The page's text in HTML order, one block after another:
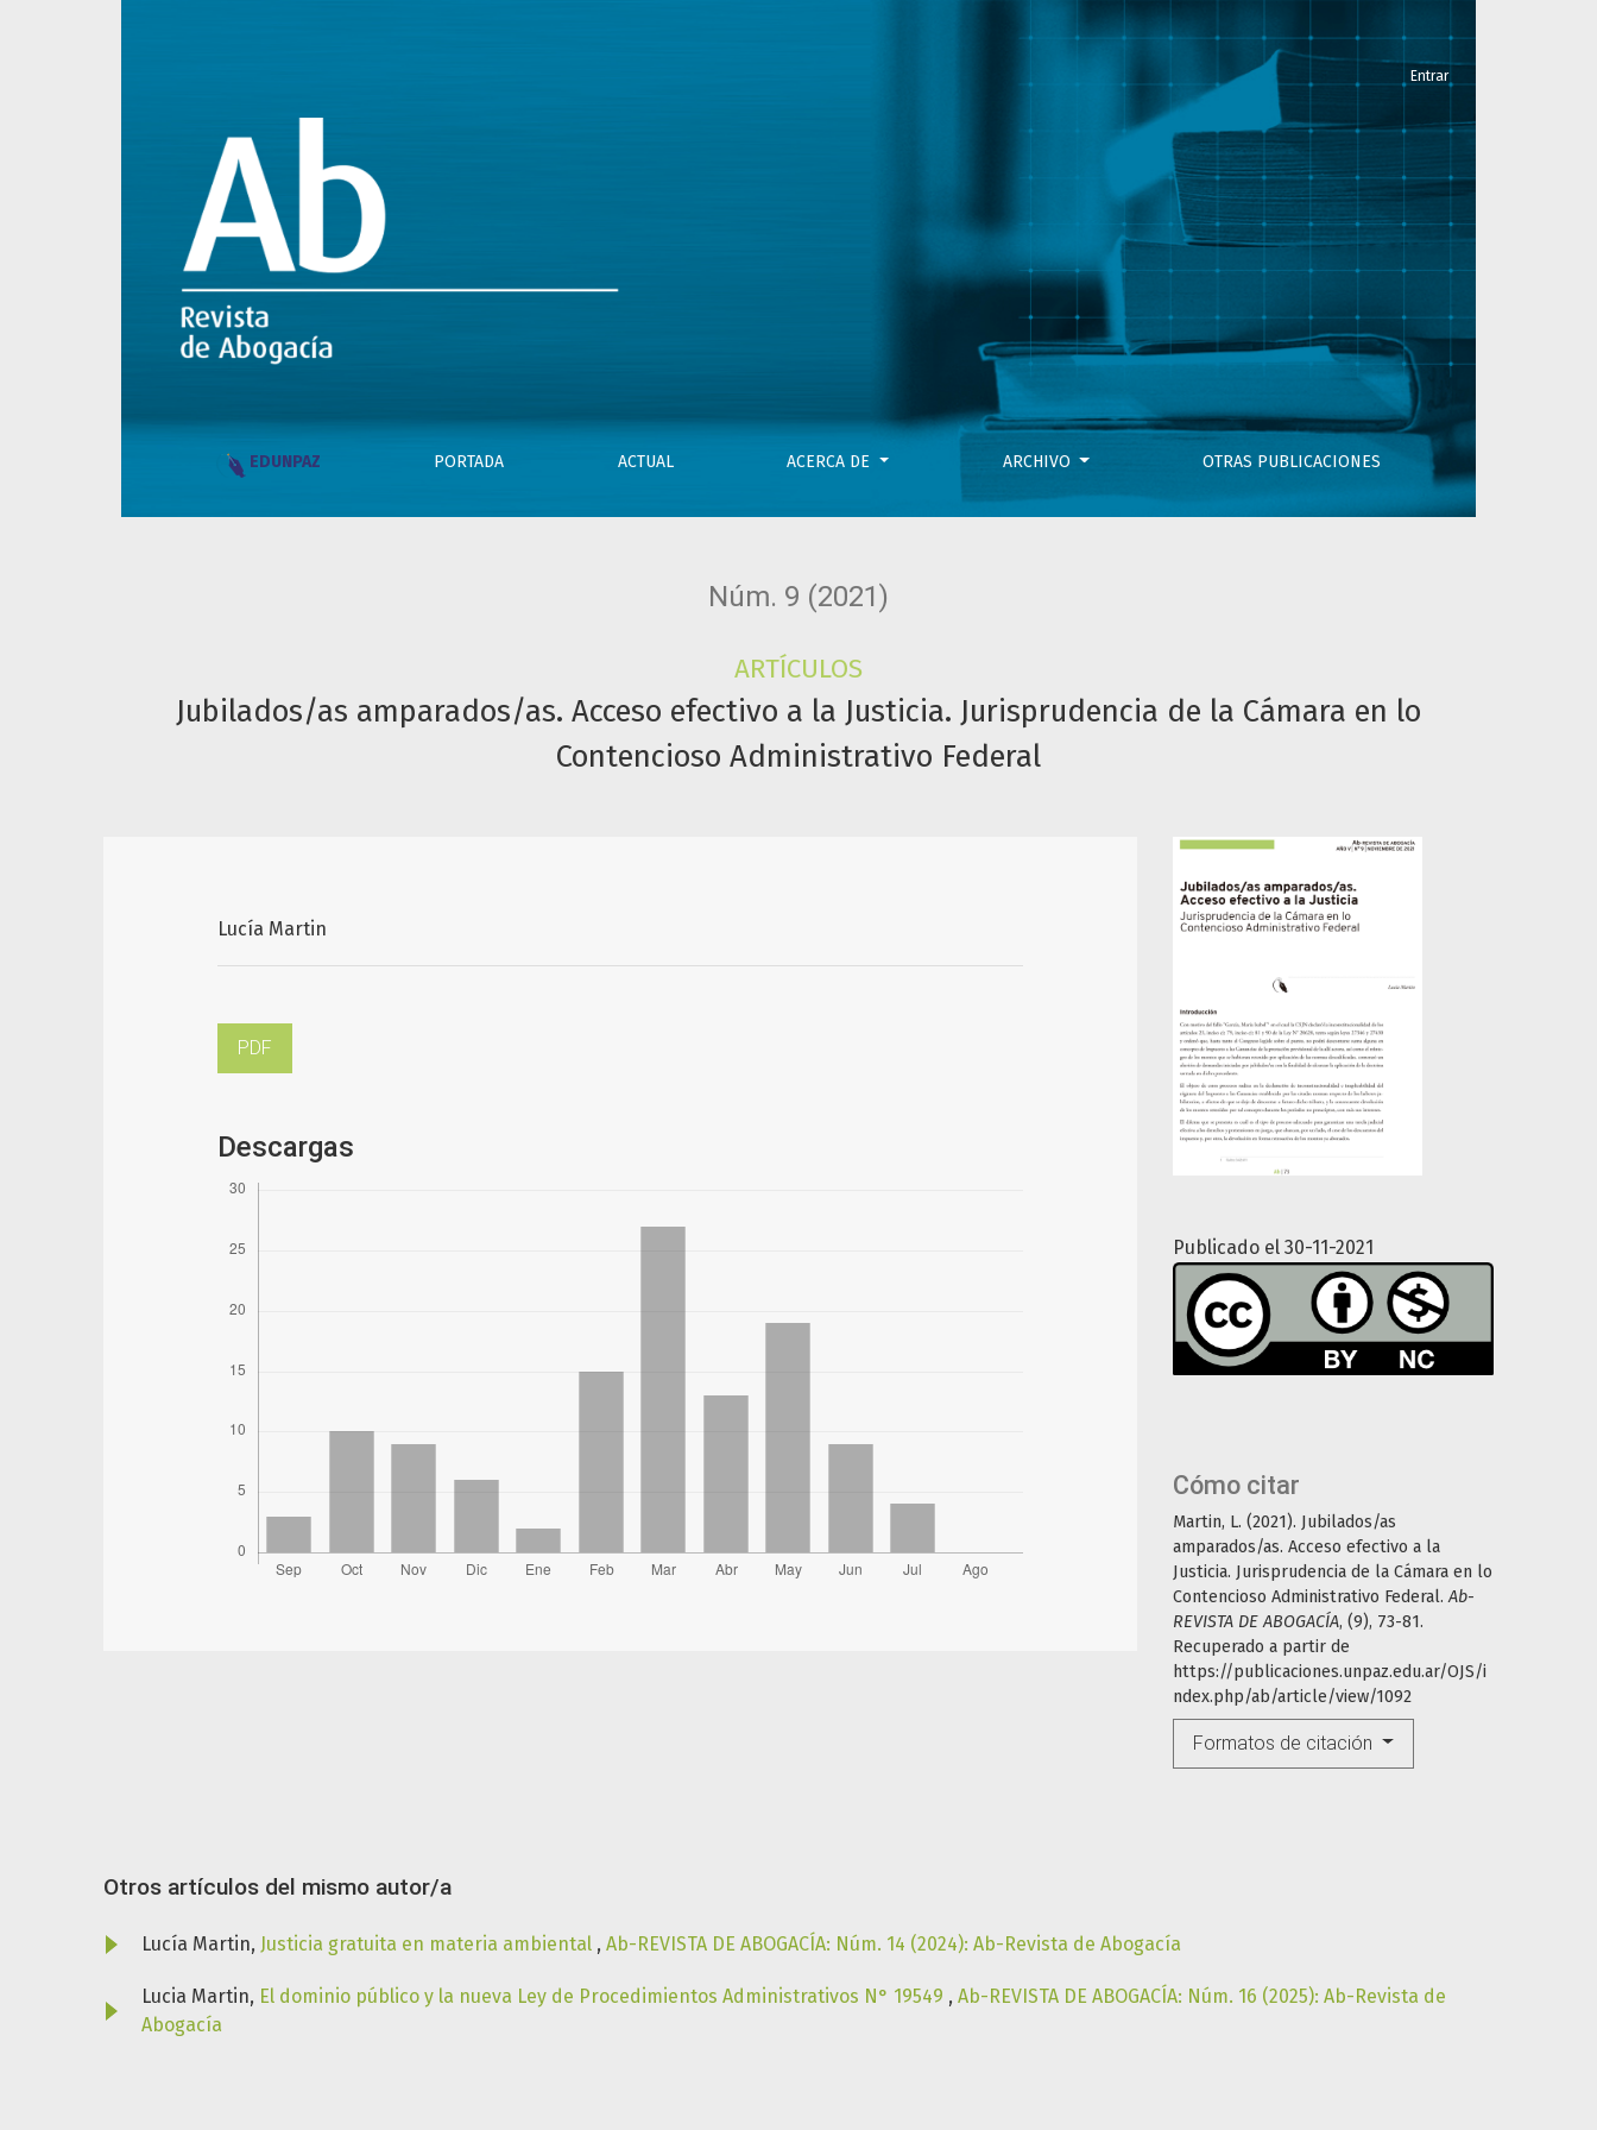
Jubilados/as amparados/as. Acceso efectivo a la Justicia. Jurisprudencia de la Cámara en lo Contencioso Administrativo Federal
EDUNPAZ PORTADA ACTUAL ACERCA DE ARCHIVO OTRAS PUBLICACIONES
Entrar
Núm. 9 (2021)
ARTÍCULOS
Jubilados/as amparados/as. Acceso efectivo a la Justicia. Jurisprudencia de la Cámara en lo
Contencioso Administrativo Federal
Publicado el 30-11-2021
Cómo citar
Martin, L. (2021). Jubilados/as
amparados/as. Acceso efectivo a la
Justicia. Jurisprudencia de la Cámara en lo
Contencioso Administrativo Federal.Ab-
REVISTA DE ABOGACÍA, (9), 73-81.
Recuperado a partir de
https://publicaciones.unpaz.edu.ar/OJS/i
ndex.php/ab/article/view/1092
Formatos de citación
Lucía Martin
PDF
Descargas
Otros artículos del mismo autor/a
Lucía Martin, Justicia gratuita en materia ambiental , Ab-REVISTA DE ABOGACÍA: Núm. 14 (2024): Ab-Revista de Abogacía
Lucia Martin, El dominio público y la nueva Ley de Procedimientos Administrativos N° 19549 , Ab-REVISTA DE ABOGACÍA: Núm. 16 (2025): Ab-Revista de
Abogacía